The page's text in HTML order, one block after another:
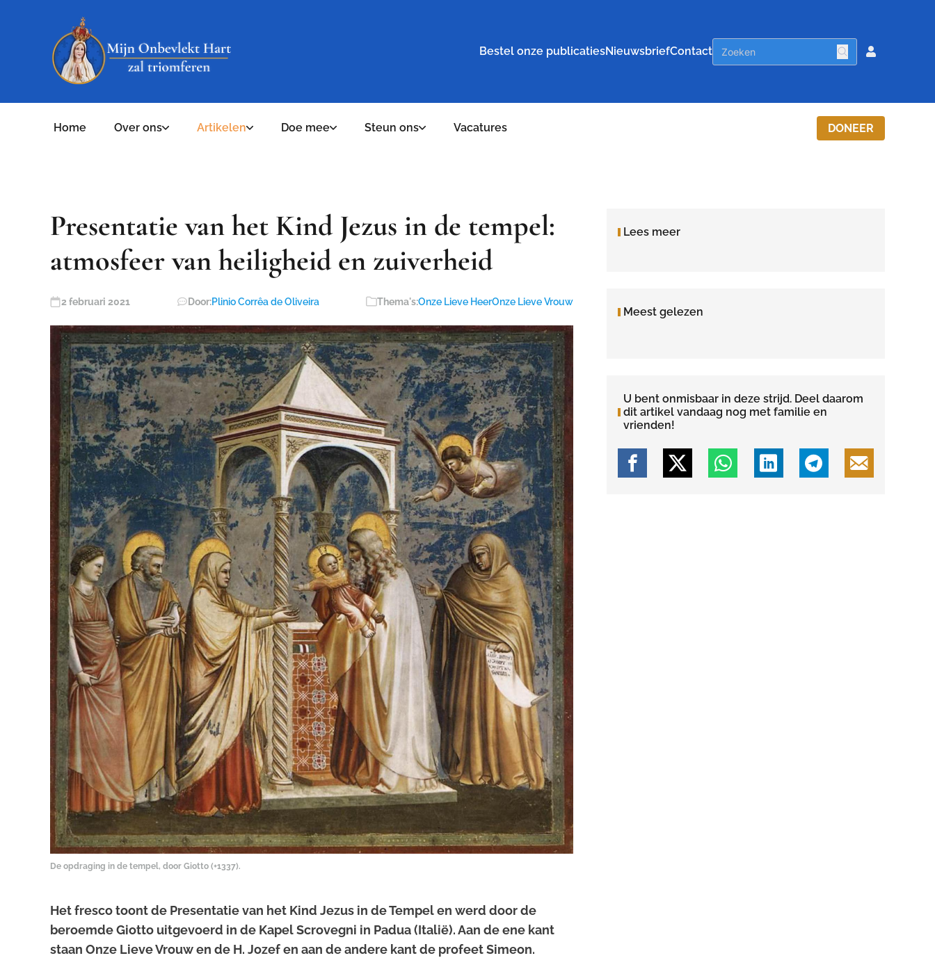
Bestel onze publicatiesNieuwsbriefContact
Home Over ons Artikelen Doe mee Steun ons Vacatures DONEER
Presentatie van het Kind Jezus in de tempel:
atmosfeer van heiligheid en zuiverheid
2 februari 2021 Door:Plinio Corrêa de Oliveira Thema's:Onze Lieve HeerOnze Lieve Vrouw
De opdraging in de tempel, door Giotto (+1337).
Het fresco toont de Presentatie van het Kind Jezus in de Tempel en werd door de
beroemde Giotto uitgevoerd in de Kapel Scrovegni in Padua (Italië). Aan de ene kant
staan Onze Lieve Vrouw en de H. Jozef en aan de andere kant de profeet Simeon.
Lees meer
Meest gelezen
U bent onmisbaar in deze strijd. Deel daarom
dit artikel vandaag nog met familie en
vrienden!